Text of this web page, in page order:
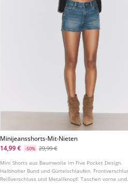
Minijeansshorts-Mit-Nieten
14,99 €
-50% 29,99 €
Mini Shorts aus Baumwolle im Five Pocket Design.
Halbhoher Bund und Gürtelschlaufen.
Reißverschluss und Metallknopf. Taschen vorne und